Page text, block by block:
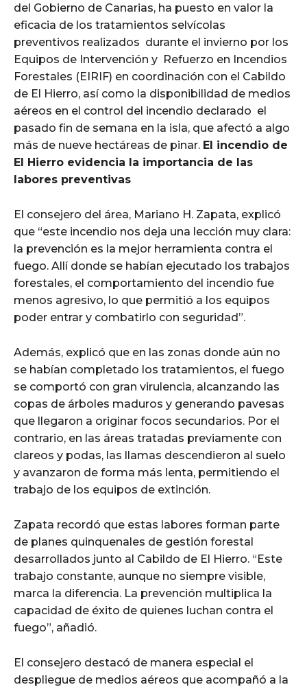
del Gobierno de Canarias, ha puesto en valor la
eficacia de los tratamientos selvícolas
preventivos realizados durante el invierno por los
Equipos de Intervención y Refuerzo en Incendios
Forestales (EIRIF) en coordinación con el Cabildo
de El Hierro, así como la disponibilidad de medios
aéreos en el control del incendio declarado el
pasado fin de semana en la isla, que afectó a algo
más de nueve hectáreas de pinar. El incendio de
El Hierro evidencia la importancia de las
labores preventivas
El consejero del área, Mariano H. Zapata, explicó
que “este incendio nos deja una lección muy clara:
la prevención es la mejor herramienta contra el
fuego. Allí donde se habían ejecutado los trabajos
forestales, el comportamiento del incendio fue
menos agresivo, lo que permitió a los equipos
poder entrar y combatirlo con seguridad”.
Además, explicó que en las zonas donde aún no
se habían completado los tratamientos, el fuego
se comportó con gran virulencia, alcanzando las
copas de árboles maduros y generando pavesas
que llegaron a originar focos secundarios. Por el
contrario, en las áreas tratadas previamente con
clareos y podas, las llamas descendieron al suelo
y avanzaron de forma más lenta, permitiendo el
trabajo de los equipos de extinción.
Zapata recordó que estas labores forman parte
de planes quinquenales de gestión forestal
desarrollados junto al Cabildo de El Hierro. “Este
trabajo constante, aunque no siempre visible,
marca la diferencia. La prevención multiplica la
capacidad de éxito de quienes luchan contra el
fuego”, añadió.
El consejero destacó de manera especial el
despliegue de medios aéreos que acompañó a la